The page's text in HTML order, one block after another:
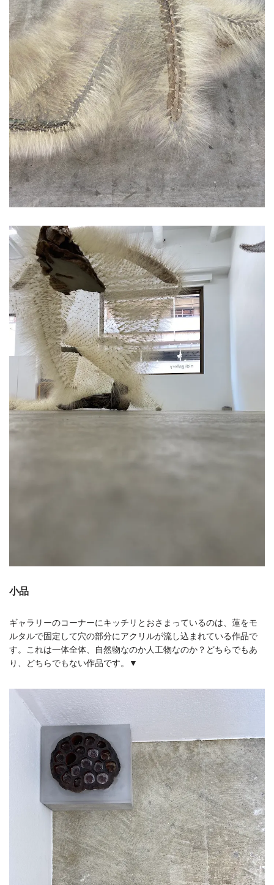
小品
ギャラリーのコーナーにキッチリとおさまっているのは、蓮をモ
ルタルで固定して穴の部分にアクリルが流し込まれている作品で
す。これは一体全体、自然物なのか人工物なのか？どちらでもあ
り、どちらでもない作品です。▼